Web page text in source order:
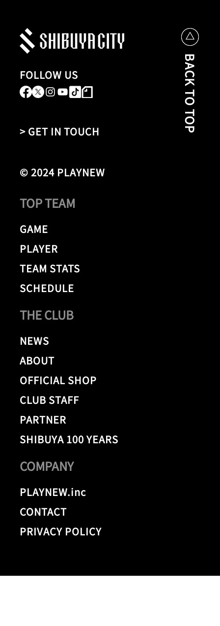
FOLLOW US
> GET IN TOUCH
© 2024 PLAYNEW
THE CLUB
NEWS
ABOUT
OFFICIAL SHOP
CLUB STAFF
PARTNER
SHIBUYA 100 YEARS
COMPANY
PLAYNEW.inc
CONTACT
PRIVACY POLICY
TOP TEAM
GAME
PLAYER
TEAM STATS
SCHEDULE
BACK TO TOP